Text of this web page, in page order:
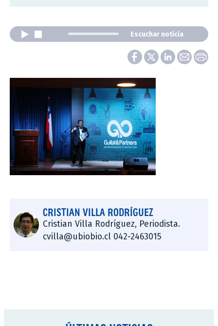
Escuchar noticia
CRISTIAN VILLA RODRÍGUEZ
Cristian Villa Rodríguez, Periodista.
cvilla@ubiobio.cl 042-2463015